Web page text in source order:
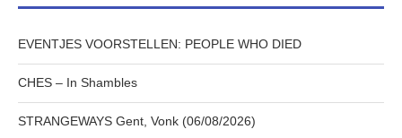
EVENTJES VOORSTELLEN: PEOPLE WHO DIED
CHES – In Shambles
STRANGEWAYS Gent, Vonk (06/08/2026)